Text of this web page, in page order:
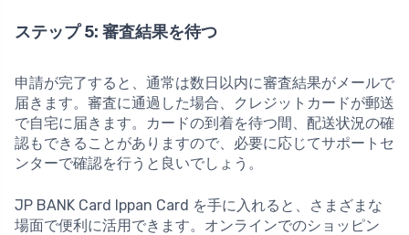
ステップ 5: 審査結果を待つ
申請が完了すると、通常は数日以内に審査結果がメールで
届きます。審査に通過した場合、クレジットカードが郵送
で自宅に届きます。カードの到着を待つ間、配送状況の確
認もできることがありますので、必要に応じてサポートセ
ンターで確認を行うと良いでしょう。
JP BANK Card Ippan Card を手に入れると、さまざまな
場面で便利に活用できます。オンラインでのショッピン